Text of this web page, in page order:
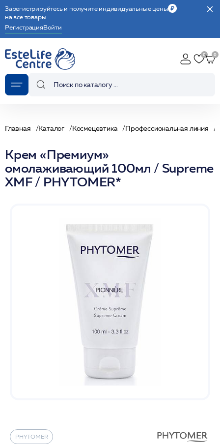
Зарегистрируйтесь и получите индивидуальные цены
на все товары
РегистрацияВойти
Главная Каталог Космецевтика Профессиональная линия
Крем «Премиум»
омолаживающий 100мл / Supreme
XMF / PHYTOMER*
PHYTOMER